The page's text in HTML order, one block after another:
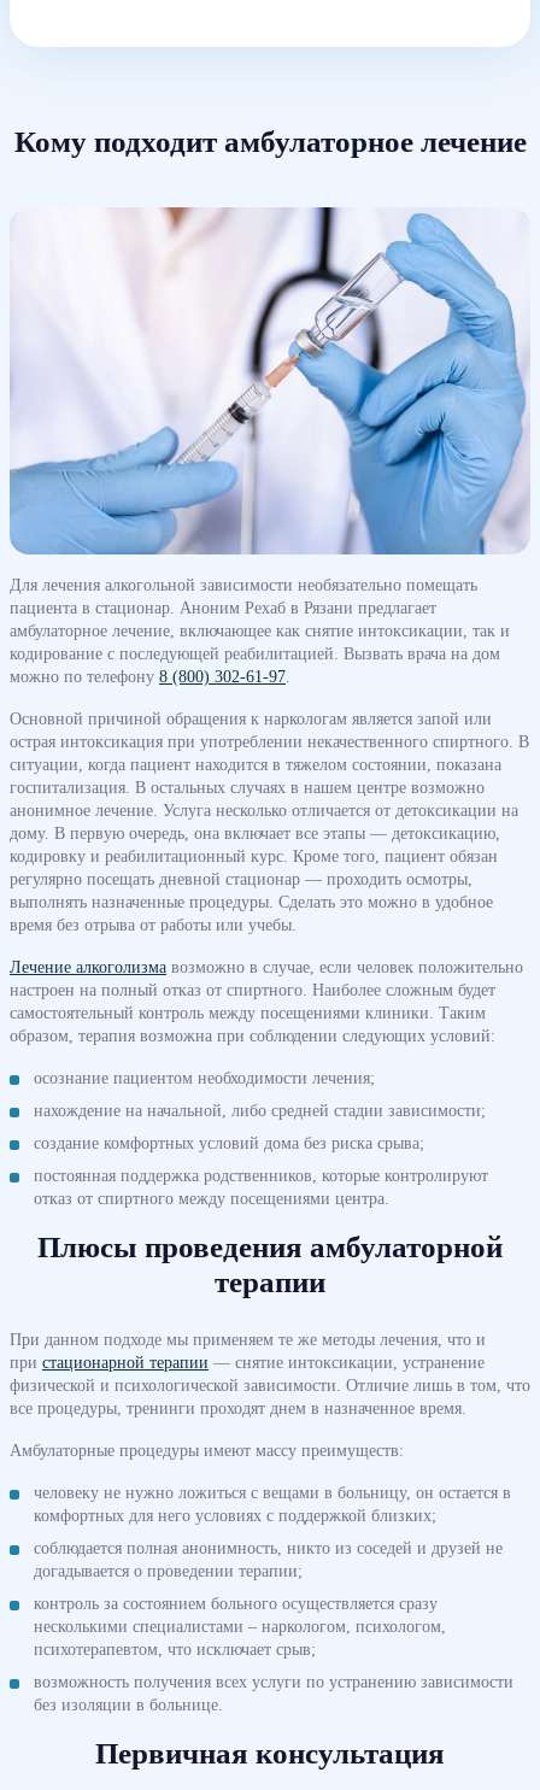
Кому подходит амбулаторное лечение
Для лечения алкогольной зависимости необязательно помещать
пациента в стационар. Аноним Рехаб в Рязани предлагает
амбулаторное лечение, включающее как снятие интоксикации, так и
кодирование с последующей реабилитацией. Вызвать врача на дом
можно по телефону 8 (800) 302-61-97
Основной причиной обращения к наркологам является запой или
острая интоксикация при употреблении некачественного спиртного. В
ситуации, когда пациент находится в тяжелом состоянии, показана
госпитализация. В остальных случаях в нашем центре возможно
анонимное лечение. Услуга несколько отличается от детоксикации на
дому. В первую очередь, она включает все этапы — детоксикацию,
кодировку и реабилитационный курс. Кроме того, пациент обязан
регулярно посещать дневной стационар — проходить осмотры,
выполнять назначенные процедуры. Сделать это можно в удобное
время без отрыва от работы или учебы.
Лечение алкоголизма возможно в случае, если человек положительно
настроен на полный отказ от спиртного. Наиболее сложным будет
самостоятельный контроль между посещениями клиники. Таким
образом, терапия возможна при соблюдении следующих условий:
осознание пациентом необходимости лечения;
нахождение на начальной, либо средней стадии зависимости;
создание комфортных условий дома без риска срыва;
постоянная поддержка родственников, которые контролируют
отказ от спиртного между посещениями центра.
Плюсы проведения амбулаторной
терапии
При данном подходе мы применяем те же методы лечения, что и
при стационарной терапии — снятие интоксикации, устранение
физической и психологической зависимости. Отличие лишь в том, что
все процедуры, тренинги проходят днем в назначенное время.
Амбулаторные процедуры имеют массу преимуществ:
человеку не нужно ложиться с вещами в больницу, он остается в
комфортных для него условиях с поддержкой близких;
соблюдается полная анонимность, никто из соседей и друзей не
догадывается о проведении терапии;
контроль за состоянием больного осуществляется сразу
несколькими специалистами – наркологом, психологом,
психотерапевтом, что исключает срыв;
возможность получения всех услуги по устранению зависимости
без изоляции в больнице.
Первичная консультация